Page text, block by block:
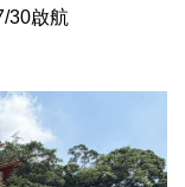
30啟航